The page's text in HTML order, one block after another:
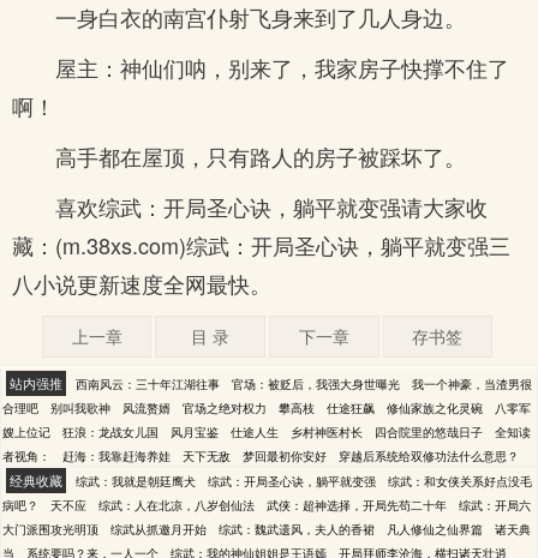
一身白衣的南宫仆射飞身来到了几人身边。
屋主：神仙们呐，别来了，我家房子快撑不住了
啊！
高手都在屋顶，只有路人的房子被踩坏了。
喜欢综武：开局圣心诀，躺平就变强请大家收
藏：(m.38xs.com)综武：开局圣心诀，躺平就变强三
八小说更新速度全网最快。
上一章 目 录 下一章 存书签
站内强推 西南风云：三十年江湖往事 官场：被贬后，我强大身世曝光
我一个神豪，当渣男很
合理吧
别叫我歌神 风流赘婿 官场之绝对权力 攀高枝 仕途狂飙 修仙家族之化灵碗
八零军
嫂上位记
狂浪：龙战女儿国 风月宝鉴 仕途人生 乡村神医村长 四合院里的悠哉日子
全知读
者视角：
赶海：我靠赶海养娃 天下无敌 梦回最初你安好 穿越后系统给双修功法什么意思？
经典收藏 综武：我就是朝廷鹰犬 综武：开局圣心诀，躺平就变强
综武：和女侠关系好点没毛
病吧？
天不应 综武：人在北凉，八岁创仙法 武侠：超神选择，开局先苟二十年
综武：开局六
大门派围攻光明顶
综武从抓邀月开始 综武：魏武遗风，夫人的香裙 凡人修仙之仙界篇
诸天典
当
系统要吗？来，一人一个 综武：我的神仙姐姐是王语嫣 开局拜师李沧海，横扫诸天壮逍